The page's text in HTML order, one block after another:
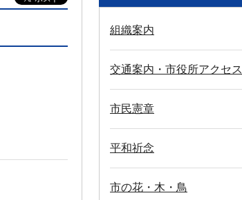
組織案内
交通案内・市役所アクセス
市民憲章
平和祈念
市の花・木・鳥